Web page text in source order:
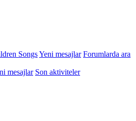
SongsYeni mesajlar Forumlarda ara
mesajlar Son aktiviteler